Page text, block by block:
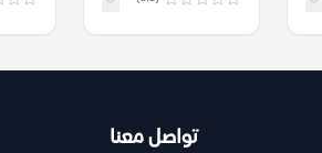
تواصل معنا